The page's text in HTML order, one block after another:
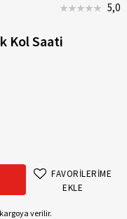
5,0
Kol Saati
FAVORİLERİME
EKLE
verilir.